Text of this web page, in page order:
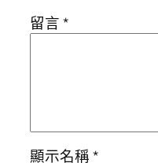
留言*
顯示名稱*